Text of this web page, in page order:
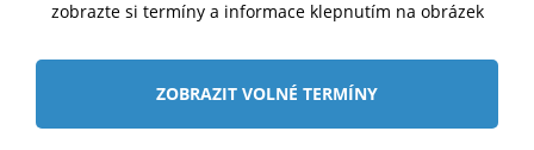
zobrazte si termíny a informace klepnutím na obrázek
ZOBRAZIT VOLNÉ TERMÍNY